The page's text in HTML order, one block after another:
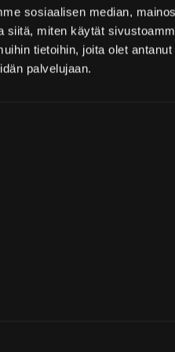
sosiaalisen median,
siitä, miten käytät
tietoihin, joita olet
palvelujaan.
mitä pidit